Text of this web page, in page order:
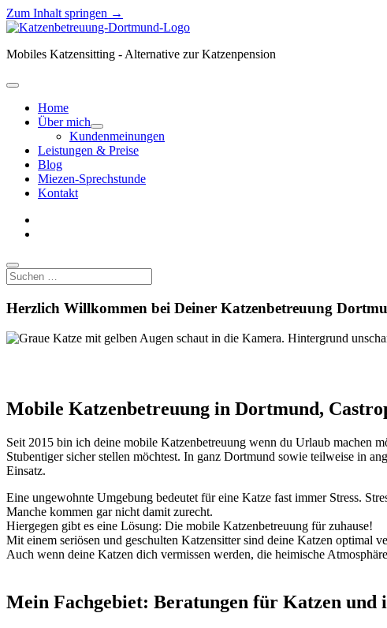
Zum Inhalt springen →
Katzenbetreuung
Mobiles Katzensitting - Alternative zur Katzenpension
Menü
öffnenHome
Über mich
Menü
öffnen
Kundenmeinungen
Leistungen & Preise
Blog
Miezen-Sprechstunde
Kontakt
Suchen
Herzlich Willkommen bei Deiner Katzenbetreuung
Mobile Katzenbetreuung in Dortmund,
Seit 2015 bin ich deine mobile Katzenbetreuung wenn du Urlaub machen
Stubentiger sicher stellen möchtest. In ganz Dortmund sowie teilweise in
Einsatz.
Eine ungewohnte Umgebung bedeutet für eine Katze fast immer Stress.
Manche kommen gar nicht damit zurecht.
Hiergegen gibt es eine Lösung: Die mobile Katzenbetreuung für zuhause!
Mit einem seriösen und geschulten Katzensitter sind deine Katzen optimal
Auch wenn deine Katzen dich vermissen werden, die heimische
Mein Fachgebiet: Beratungen für Katzen und